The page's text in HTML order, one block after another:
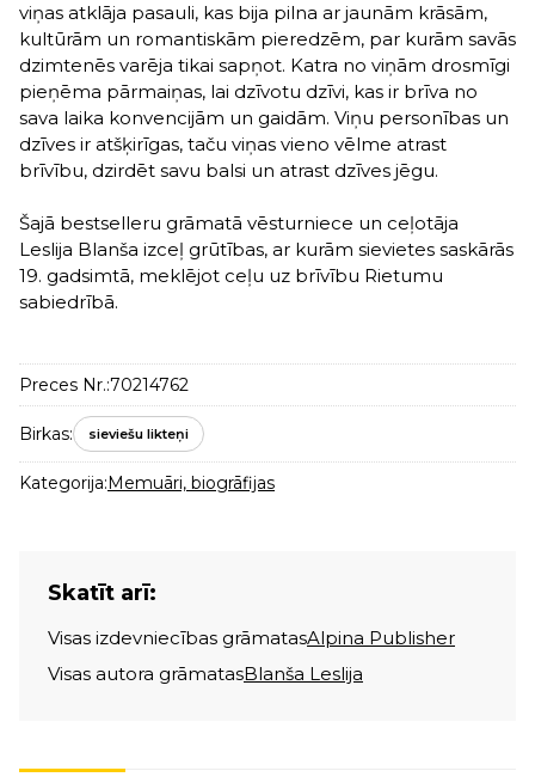
viņas atklāja pasauli, kas bija pilna ar jaunām krāsām,
kultūrām un romantiskām pieredzēm, par kurām savās
dzimtenēs varēja tikai sapņot. Katra no viņām drosmīgi
pieņēma pārmaiņas, lai dzīvotu dzīvi, kas ir brīva no
sava laika konvencijām un gaidām. Viņu personības un
dzīves ir atšķirīgas, taču viņas vieno vēlme atrast
brīvību, dzirdēt savu balsi un atrast dzīves jēgu.
Šajā bestselleru grāmatā vēsturniece un ceļotāja
Leslija Blanša izceļ grūtības, ar kurām sievietes saskārās
19. gadsimtā, meklējot ceļu uz brīvību Rietumu
sabiedrībā.
Preces Nr.:70214762
Birkas: sieviešu likteņi
Kategorija:Memuāri, biogrāfijas
Skatīt arī:
Visas izdevniecības grāmatasAlpina Publisher
Visas autora grāmatasBlanša Leslija